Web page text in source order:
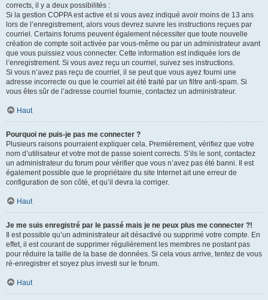
corrects, il y a deux possibilités :
Si la gestion COPPA est active et si vous avez indiqué avoir moins de 13 ans
lors de l’enregistrement, alors vous devrez suivre les instructions reçues par
courriel. Certains forums peuvent également nécessiter que toute nouvelle
création de compte soit activée par vous-même ou par un administrateur avant
que vous puissiez vous connecter. Cette information est indiquée lors de
l’enregistrement. Si vous avez reçu un courriel, suivez ses instructions.
Si vous n’avez pas reçu de courriel, il se peut que vous ayez fourni une
adresse incorrecte ou que le courriel ait été traité par un filtre anti-spam. Si
vous êtes sûr de l’adresse courriel fournie, contactez un administrateur.
Haut
Pourquoi ne puis-je pas me connecter ?
Plusieurs raisons pourraient expliquer cela. Premièrement, vérifiez que votre
nom d’utilisateur et votre mot de passe soient corrects. S’ils le sont, contactez
un administrateur du forum pour vérifier que vous n’avez pas été banni. Il est
également possible que le propriétaire du site Internet ait une erreur de
configuration de son côté, et qu’il devra la corriger.
Haut
Je me suis enregistré par le passé mais je ne peux plus me connecter ?!
Il est possible qu’un administrateur ait désactivé ou supprimé votre compte. En
effet, il est courant de supprimer régulièrement les membres ne postant pas
pour réduire la taille de la base de données. Si cela vous arrive, tentez de vous
ré-enregistrer et soyez plus investi sur le forum.
Haut